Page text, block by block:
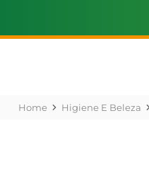
Higiene E Beleza